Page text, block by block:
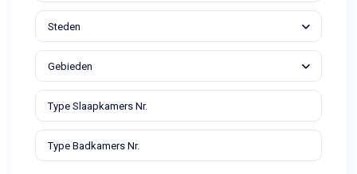
Steden
Gebieden